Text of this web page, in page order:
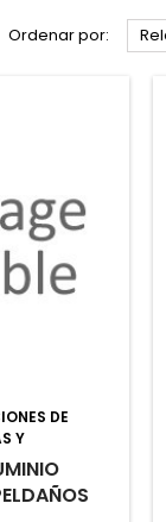
Ordenar por:
DE
Y